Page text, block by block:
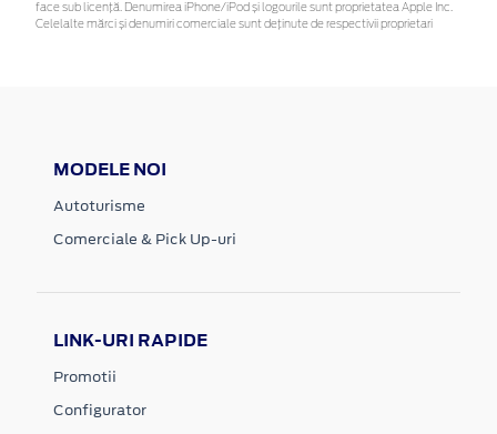
face sub licență. Denumirea iPhone/iPod și logourile sunt proprietatea Apple Inc.
Celelalte mărci și denumiri comerciale sunt deținute de respectivii proprietari
MODELE NOI
Autoturisme
Comerciale & Pick Up-uri
LINK-URI RAPIDE
Promotii
Configurator